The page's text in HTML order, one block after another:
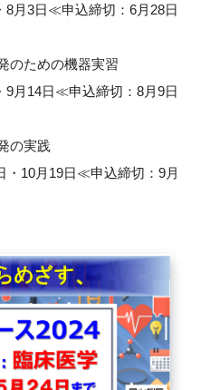
る
8月3日≪申込締切：6月28日
のための機器実習
9月14日≪申込締切：8月9日
の実践
・10月19日≪申込締切：9月